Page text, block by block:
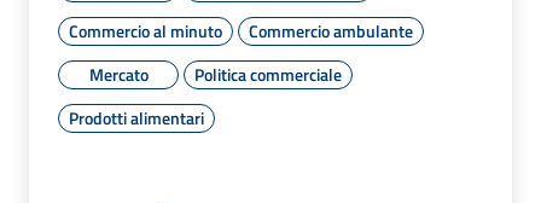
Commercio al minuto
Commercio ambulante
Mercato
Politica commerciale
Prodotti alimentari